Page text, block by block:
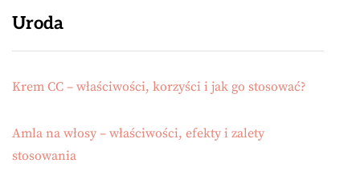
Uroda
Krem CC – właściwości, korzyści i jak go stosować?
Amla na włosy – właściwości, efekty i zalety
stosowania